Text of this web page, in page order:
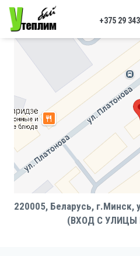
Перейти к основному содержанию
220005, Беларусь, г.Минск,
(ВХОД С УЛИЦЫ
Форма поиска
+375 29